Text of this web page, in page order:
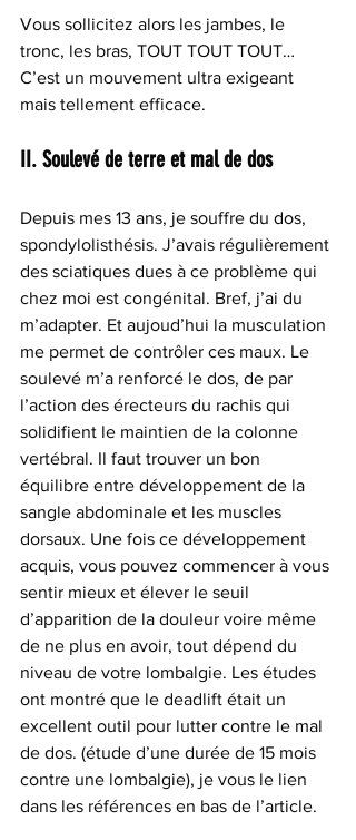
Vous sollicitez alors les jambes, le
tronc, les bras, TOUT TOUT TOUT…
C’est un mouvement ultra exigeant
mais tellement efficace.
II. Soulevé de terre et mal de dos
Depuis mes 13 ans, je souffre du dos,
spondylolisthésis. J’avais régulièrement
des sciatiques dues à ce problème qui
chez moi est congénital. Bref, j’ai du
m’adapter. Et aujoud’hui la musculation
me permet de contrôler ces maux. Le
soulevé m’a renforcé le dos, de par
l’action des érecteurs du rachis qui
solidifient le maintien de la colonne
vertébral. Il faut trouver un bon
équilibre entre développement de la
sangle abdominale et les muscles
dorsaux. Une fois ce développement
acquis, vous pouvez commencer à vous
sentir mieux et élever le seuil
d’apparition de la douleur voire même
de ne plus en avoir, tout dépend du
niveau de votre lombalgie. Les études
ont montré que le deadlift était un
excellent outil pour lutter contre le mal
de dos. (étude d’une durée de 15 mois
contre une lombalgie), je vous le lien
dans les références en bas de l’article.